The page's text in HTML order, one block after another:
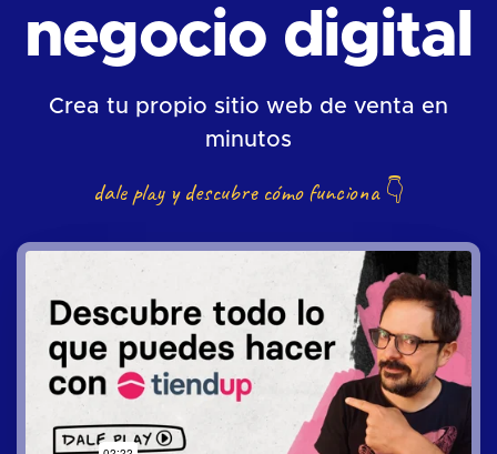
negocio digital
Crea tu propio sitio web de venta en
minutos
dale play y descubre cómo funciona 👇